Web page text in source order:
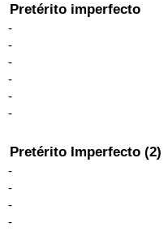
Pretérito imperfecto
-
-
-
-
-
-
Pretérito Imperfecto (2)
-
-
-
-